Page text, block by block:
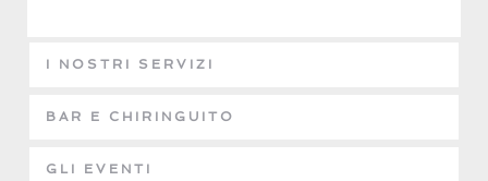
I NOSTRI SERVIZI
BAR E CHIRINGUITO
GLI EVENTI